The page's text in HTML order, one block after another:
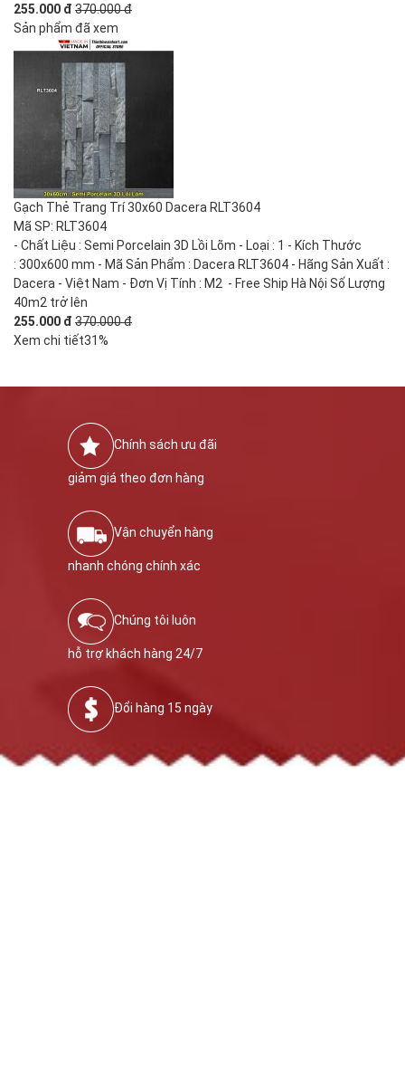
255.000 đ 370.000 đ
Sản phẩm đã xem
Gạch Thẻ Trang Trí 30x60 Dacera RLT3604
Mã SP: RLT3604
- Chất Liệu : Semi Porcelain 3D Lồi Lõm - Loại : 1 - Kích Thước
: 300x600 mm - Mã Sản Phẩm : Dacera RLT3604 - Hãng Sản Xuất :
Dacera - Việt Nam - Đơn Vị Tính : M2 - Free Ship Hà Nội Số Lượng
40m2 trở lên
255.000 đ 370.000 đ
Xem chi tiết31%
Chính sách ưu đãi
giảm giá theo đơn hàng
Vận chuyển hàng
nhanh chóng chính xác
Chúng tôi luôn
hỗ trợ khách hàng 24/7
Đổi hàng 15 ngày